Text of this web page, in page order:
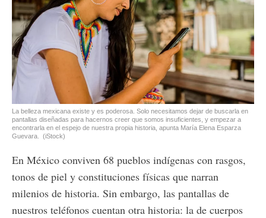
La belleza mexicana existe y es poderosa. Solo necesitamos dejar de buscarla en
pantallas diseñadas para hacernos creer que somos insuficientes, y empezar a
encontrarla en el espejo de nuestra propia historia, apunta María Elena Esparza
Guevara.
(iStock)
En México conviven 68 pueblos indígenas con rasgos,
tonos de piel y constituciones físicas que narran
milenios de historia. Sin embargo, las pantallas de
nuestros teléfonos cuentan otra historia: la de cuerpos